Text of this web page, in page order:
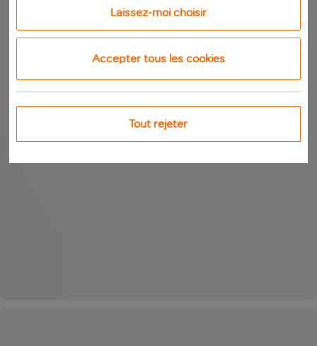
Laissez-moi choisir
Accepter tous les cookies
Tout rejeter